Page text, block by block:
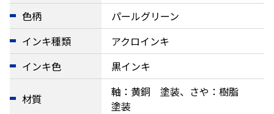
色柄
パールグリーン
インキ種類
アクロインキ
インキ色
黒インキ
材質
軸：黄銅 塗装、さや：樹脂
塗装